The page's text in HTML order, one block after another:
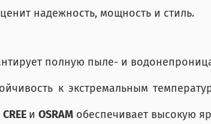
надежность, мощность и стиль.
полную пыле- и
к экстремальным
CREE и OSRAM обеспечивает высокую